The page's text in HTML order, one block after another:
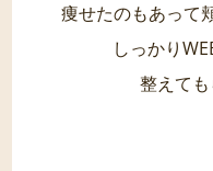
痩せたのもあって
しっかり
整えて